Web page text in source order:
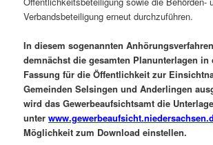
Verbandsbeteiligung erneut durchzuführen.
In diesem sogenannten
demnächst die gesamten Planunterlagen in
Fassung für die Öffentlichkeit zur
Gemeinden Selsingen und Anderlingen
wird das Gewerbeaufsichtsamt die
unter
Möglichkeit zum Download einstellen.